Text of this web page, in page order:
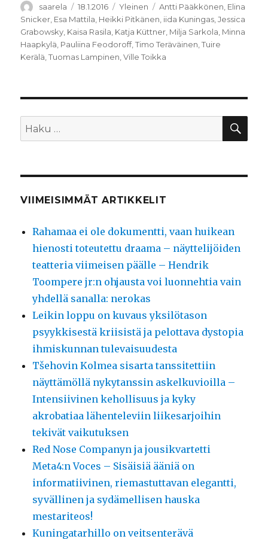
Kirjoittaja
saarela Julkaistu
18.1.2016 Kategoriat
Yleinen Avainsanat
Antti Pääkkönen Elina
Snicker Esa Mattila Heikki Pitkänen iida Kuningas ,Jessica
Grabowsky Kaisa Rasila Katja Küttner Milja Sarkola Minna
Haapkylä Pauliina Feodoroff,Timo Teräväinen ,Tuire
Kerälä ,Tuomas Lampinen ,Ville Toikka
Etsi:
VIIMEISIMMÄT ARTIKKELIT
Rahamaa ei ole dokumentti, vaan huikean
hienosti toteutettu draama – näyttelijöiden
teatteria viimeisen päälle – Hendrik
Toompere jr:n ohjausta voi luonnehtia vain
yhdellä sanalla: nerokas
Leikin loppu on kuvaus yksilötason
psyykkisestä kriisistä ja pelottava dystopia
ihmiskunnan tulevaisuudesta
Tšehovin Kolmea sisarta tanssitettiin
näyttämöllä nykytanssin askelkuvioilla –
Intensiivinen kehollisuus ja kyky
akrobatiaa lähenteleviin liikesarjoihin
tekivät vaikutuksen
Red Nose Companyn ja jousikvartetti
Meta4:n Voces – Sisäisiä ääniä on
informatiivinen, riemastuttavan elegantti,
syvällinen ja sydämellisen hauska
mestariteos!
Kuningatarhillo on veitsenterävä